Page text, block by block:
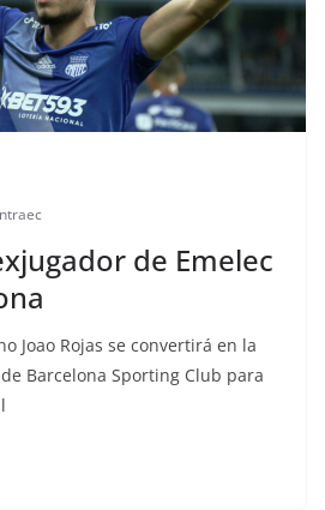
de Emelec
Joao Rojas se convertirá en la
Barcelona Sporting Club para